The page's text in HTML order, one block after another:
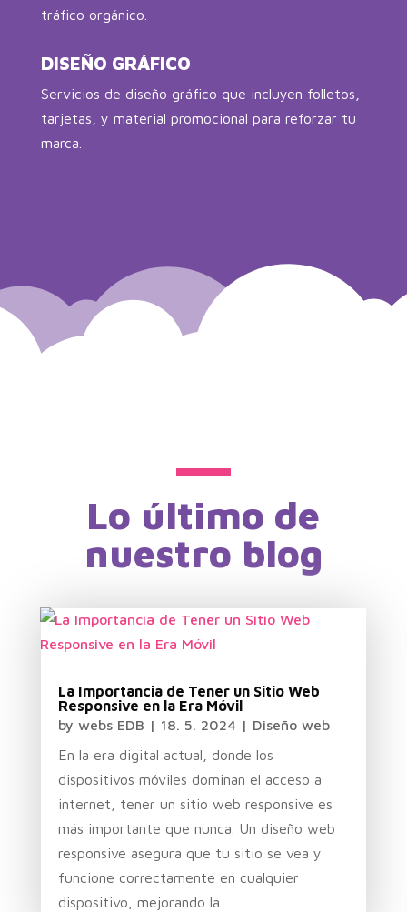
tráfico orgánico.
DISEÑO GRÁFICO
Servicios de diseño gráfico que incluyen folletos,
tarjetas, y material promocional para reforzar tu
marca.
Lo último de
nuestro blog
La Importancia de Tener un Sitio Web
Responsive en la Era Móvil
by webs EDB | 18. 5. 2024 | Diseño web
En la era digital actual, donde los
dispositivos móviles dominan el acceso a
internet, tener un sitio web responsive es
más importante que nunca. Un diseño web
responsive asegura que tu sitio se vea y
funcione correctamente en cualquier
dispositivo, mejorando la...